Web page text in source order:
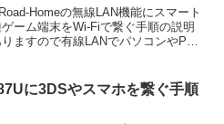
Homeの無線LAN機能にスマート
ーム端末をWi-Fiで繋ぐ手順の説明
ますので有線LANでパソコンやPS3
に3DSやスマホを繋ぐ手順